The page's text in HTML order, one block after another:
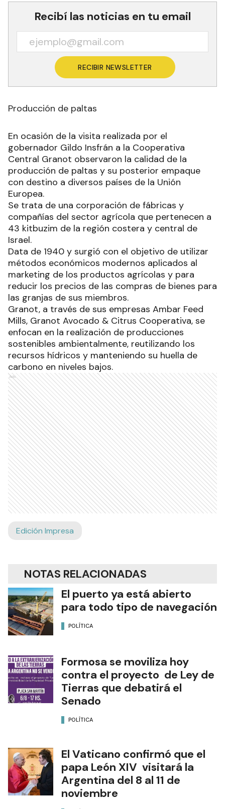
Recibí las noticias en tu email
RECIBIR NEWSLETTER
Producción de paltas
En ocasión de la visita realizada por el
gobernador Gildo Insfrán a la Cooperativa
Central Granot observaron la calidad de la
producción de paltas y su posterior empaque
con destino a diversos países de la Unión
Europea.
Se trata de una corporación de fábricas y
compañías del sector agrícola que pertenecen a
43 kitbuzim de la región costera y central de
Israel.
Data de 1940 y surgió con el objetivo de utilizar
métodos económicos modernos aplicados al
marketing de los productos agrícolas y para
reducir los precios de las compras de bienes para
las granjas de sus miembros.
Granot, a través de sus empresas Ambar Feed
Mills, Granot Avocado & Citrus Cooperativa, se
enfocan en la realización de producciones
sostenibles ambientalmente, reutilizando los
recursos hídricos y manteniendo su huella de
carbono en niveles bajos.
Ads
Edición Impresa
NOTAS RELACIONADAS
El puerto ya está abierto
para todo tipo de navegación
POLÍTICA
Formosa se moviliza hoy
contra el proyecto de Ley de
Tierras que debatirá el
Senado
POLÍTICA
El Vaticano confirmó que el
papa León XIV visitará la
Argentina del 8 al 11 de
noviembre